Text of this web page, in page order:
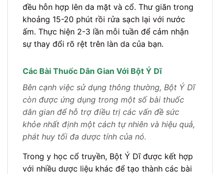
đều hỗn hợp lên da mặt và cổ. Thư giãn trong
khoảng 15-20 phút rồi rửa sạch lại với nước
ấm. Thực hiện 2-3 lần mỗi tuần để cảm nhận
sự thay đổi rõ rệt trên làn da của bạn.
Các Bài Thuốc Dân Gian Với Bột Ý Dĩ
Bên cạnh việc sử dụng thông thường, Bột Ý Dĩ
còn được ứng dụng trong một số bài thuốc
dân gian để hỗ trợ điều trị các vấn đề sức
khỏe nhất định một cách tự nhiên và hiệu quả,
phát huy tối đa dược tính của nó.
Trong y học cổ truyền, Bột Ý Dĩ được kết hợp
với nhiều dược liệu khác để tạo thành các bài